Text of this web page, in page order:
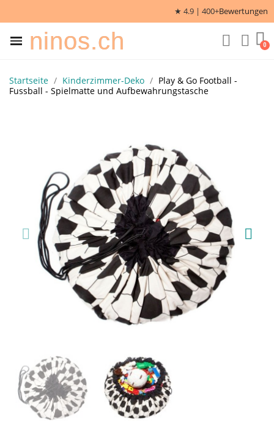
★ 4.9 | 400+Bewertungen
ninos.ch
Startseite Kinderzimmer-Deko
Play & Go Football -
Fussball - Spielmatte und Aufbewahrungstasche